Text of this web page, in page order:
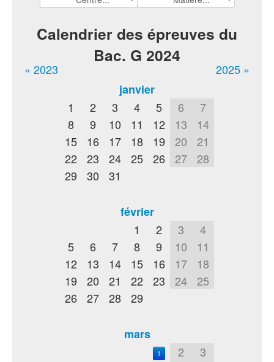
Calendrier des épreuves du
Bac. G 2024
« 2023
2025 »
janvier
1
2 3 4 5 6
7
8
9 10 11 12 13
14
15
16 17 18 19 20
21
22
23 24 25 26 27
28
29
30 31
février
1
2 3
4
5
6 7 8 9 10
11
12
13 14 15 16 17
18
19
20 21 22 23 24
25
26
27 28 29
mars
1 2
3